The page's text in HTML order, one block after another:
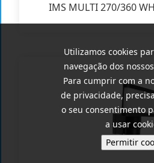
IMS MULTI 270/360
Utilizamos cookies
navegação dos
Para cumprir com a
de privacidade,
o seu consentimento
a usar